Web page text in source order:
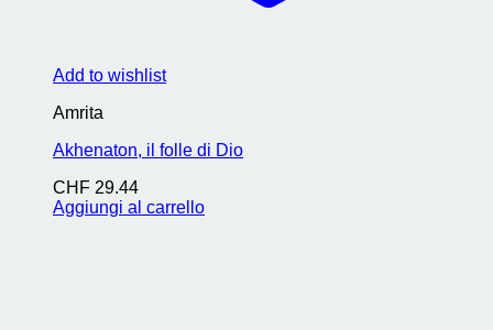
Add to wishlist
Amrita
Akhenaton, il folle di Dio
CHF 29.44
Aggiungi al carrello